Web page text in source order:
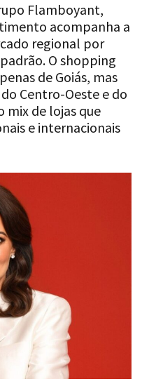
Flamboyant,
acompanha a
regional por
O shopping
de Goiás, mas
Centro-Oeste e do
mix de lojas que
e internacionais